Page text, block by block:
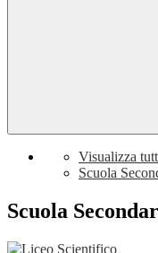
Visualizza
Scuola
Scuola